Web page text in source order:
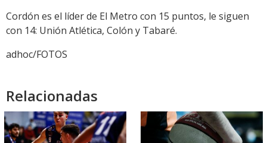
Cordón es el líder de El Metro con 15 puntos, le siguen
con 14: Unión Atlética, Colón y Tabaré.
adhoc/FOTOS
Relacionadas